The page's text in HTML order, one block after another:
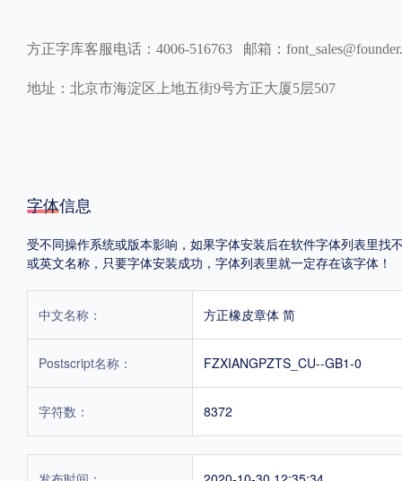
方正字库客服电话：4006-516763 邮箱：
地址：北京市海淀区上地五街9号方正大厦5层507
字体信息
受不同操作系统或版本影响，如果字体安装后在软件字体列表里
或英文名称，只要字体安装成功，字体列表里就一定存在该字体！
中文名称： 方正橡皮章体 简
Postscript名称： FZXIANGPZTS_CU--GB1-0
字符数： 8372